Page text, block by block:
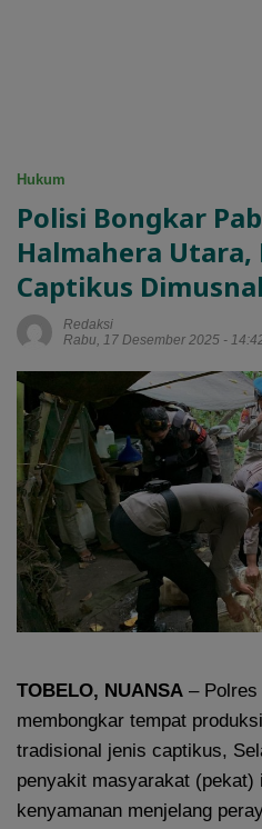
Hukum
Polisi Bongkar
Halmahera
Captikus
Redaksi
Rabu, 17 Desember 2025 -
TOBELO, NUANSA – Polres
membongkar tempat
tradisional jenis captikus,
penyakit masyarakat (pekat)
kenyamanan menjelang